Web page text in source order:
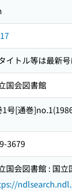
イトル等は最新
国会図書館
1号[通巻
3679
国会図書館 : 国立